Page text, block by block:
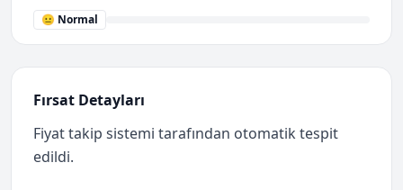
😐 Normal
Fırsat Detayları
Fiyat takip sistemi tarafından otomatik tespit
edildi.